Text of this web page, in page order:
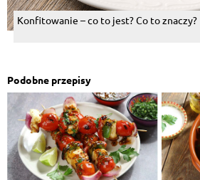
Konfitowanie – co to jest? Co to znaczy?
Podobne przepisy